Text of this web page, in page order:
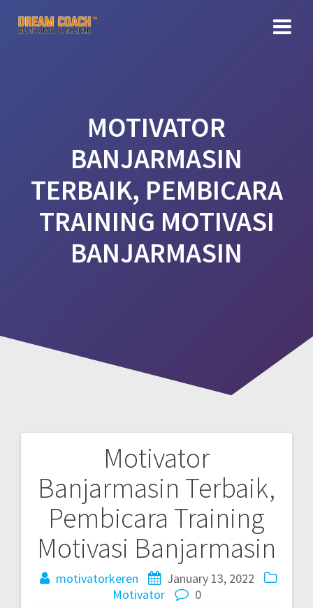
MOTIVATOR
BANJARMASIN
TERBAIK, PEMBICARA
TRAINING MOTIVASI
BANJARMASIN
Motivator
Banjarmasin Terbaik,
Pembicara Training
Motivasi Banjarmasin
motivatorkeren
January 13, 2022
Motivator
0
navigation